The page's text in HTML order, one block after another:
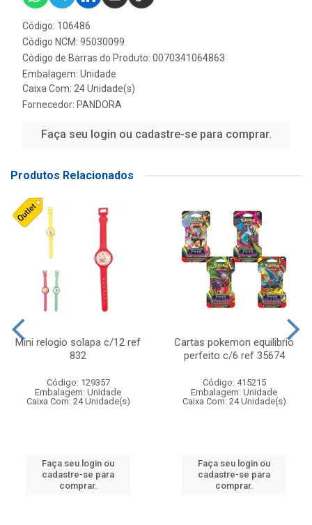
Código: 106486
Código NCM: 95030099
Código de Barras do Produto: 0070341064863
Embalagem: Unidade
Caixa Com: 24 Unidade(s)
Fornecedor: PANDORA
Faça seu login ou cadastre-se para comprar.
Produtos Relacionados
Mini relogio solapa c/12 ref
832
Código: 129357
Embalagem: Unidade
Caixa Com: 24 Unidade(s)
Faça seu login ou
cadastre-se para
comprar.
Cartas pokemon equilibrio
perfeito c/6 ref 35674
Código: 415215
Embalagem: Unidade
Caixa Com: 24 Unidade(s)
Faça seu login ou
cadastre-se para
comprar.